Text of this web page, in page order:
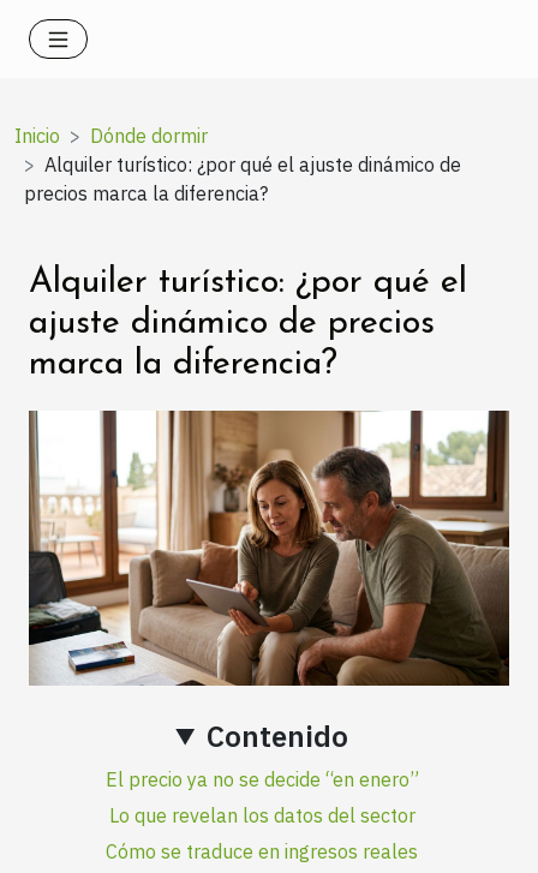
Inicio
Dónde dormir
Alquiler turístico: ¿por qué el ajuste dinámico de
precios marca la diferencia?
Alquiler turístico: ¿por qué el
ajuste dinámico de precios
marca la diferencia?
Contenido
El precio ya no se decide “en enero”
Lo que revelan los datos del sector
Cómo se traduce en ingresos reales